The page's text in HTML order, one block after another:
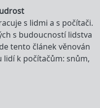
s lidmi a s počítači.
s budoucností lidstva
tento článek věnován
lidí k počítačům: snům,